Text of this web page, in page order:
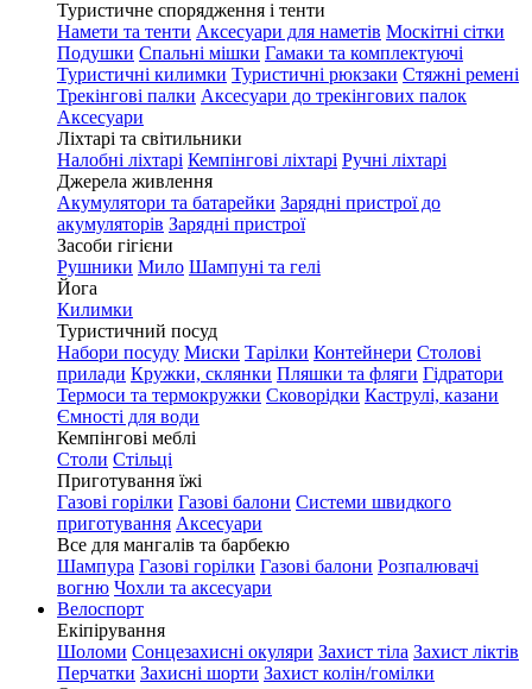
Туристичне спорядження і тенти
Намети та тенти Аксесуари для наметів Москітні сітки
Подушки Спальні мішки Гамаки та комплектуючі
Туристичні килимки Туристичні рюкзаки Стяжні ремені
Трекінгові палки Аксесуари до трекінгових палок
Аксесуари
Ліхтарі та світильники
Налобні ліхтарі Кемпінгові ліхтарі Ручні ліхтарі
Джерела живлення
Акумулятори та батарейки Зарядні пристрої до
акумуляторів Зарядні пристрої
Засоби гігієни
Рушники Мило Шампуні та гелі
Йога
Килимки
Туристичний посуд
Набори посуду Миски Тарілки Контейнери Столові
прилади Кружки, склянки Пляшки та фляги Гідратори
Термоси та термокружки Сковорідки Каструлі, казани
Ємності для води
Кемпінгові меблі
Столи Стільці
Приготування їжі
Газові горілки Газові балони Системи швидкого
приготування Аксесуари
Все для мангалів та барбекю
Шампура Газові горілки Газові балони Розпалювачі
вогню Чохли та аксесуари
Велоспорт
Екіпірування
Шоломи Сонцезахисні окуляри Захист тіла Захист ліктів
Перчатки Захисні шорти Захист колін/гомілки